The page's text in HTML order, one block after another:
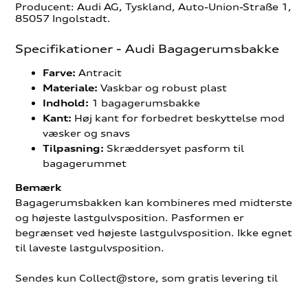
Producent: Audi AG, Tyskland, Auto-Union-Straße 1,
85057 Ingolstadt.
Specifikationer - Audi Bagagerumsbakke
Farve: Antracit
Materiale: Vaskbar og robust plast
Indhold: 1 bagagerumsbakke
Kant: Høj kant for forbedret beskyttelse mod
væsker og snavs
Tilpasning: Skræddersyet pasform til
bagagerummet
Bemærk
Bagagerumsbakken kan kombineres med midterste
og højeste lastgulvsposition. Pasformen er
begrænset ved højeste lastgulvsposition. Ikke egnet
til laveste lastgulvsposition.
Sendes kun Collect@store, som gratis levering til